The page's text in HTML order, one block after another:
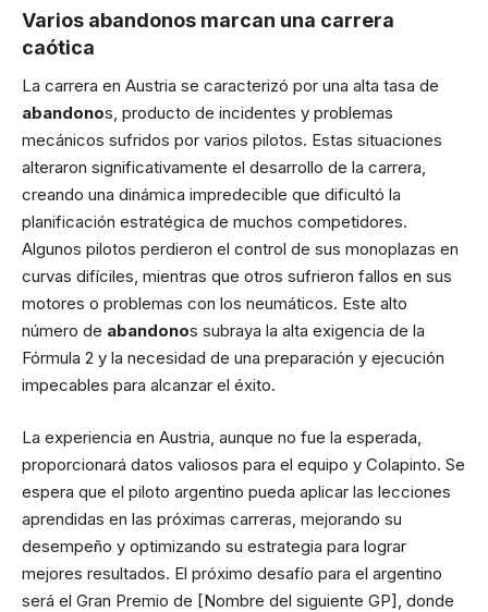
Varios abandonos marcan una carrera
caótica
La carrera en Austria se caracterizó por una alta tasa de
abandonos, producto de incidentes y problemas
mecánicos sufridos por varios pilotos. Estas situaciones
alteraron significativamente el desarrollo de la carrera,
creando una dinámica impredecible que dificultó la
planificación estratégica de muchos competidores.
Algunos pilotos perdieron el control de sus monoplazas en
curvas difíciles, mientras que otros sufrieron fallos en sus
motores o problemas con los neumáticos. Este alto
número de abandonos subraya la alta exigencia de la
Fórmula 2 y la necesidad de una preparación y ejecución
impecables para alcanzar el éxito.
La experiencia en Austria, aunque no fue la esperada,
proporcionará datos valiosos para el equipo y Colapinto. Se
espera que el piloto argentino pueda aplicar las lecciones
aprendidas en las próximas carreras, mejorando su
desempeño y optimizando su estrategia para lograr
mejores resultados. El próximo desafío para el argentino
será el Gran Premio de [Nombre del siguiente GP], donde